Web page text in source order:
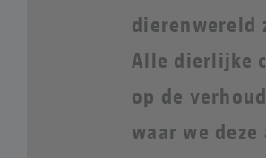
dierenwereld
Alle dierlijke
op de
waar we